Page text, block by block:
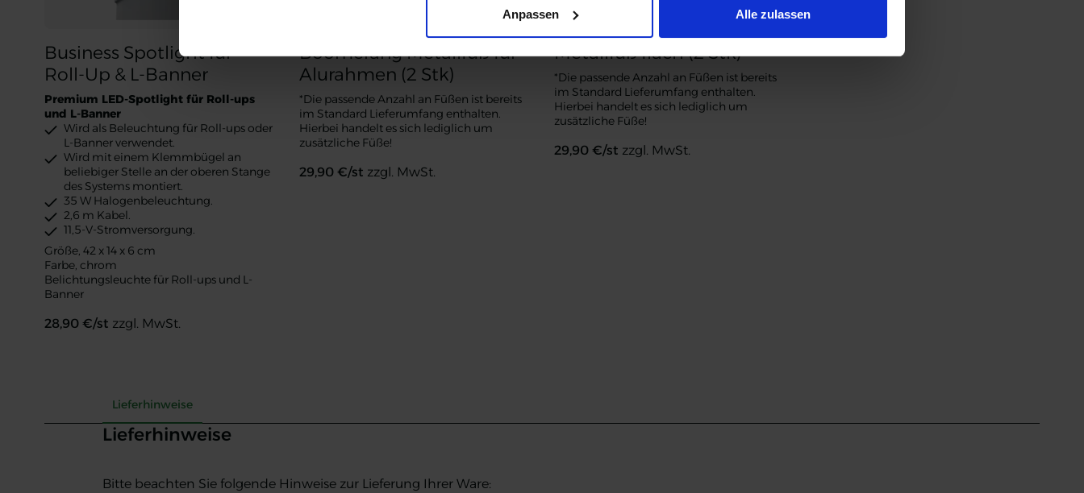
Anpassen Alle zulassen
Business Spotlight für
Roll-Up & L-Banner
Premium LED-Spotlight für Roll-ups
und L-Banner
Wird als Beleuchtung für Roll-ups oder
L-Banner verwendet.
Wird mit einem Klemmbügel an
beliebiger Stelle an der oberen Stange
des Systems montiert.
35 W Halogenbeleuchtung.
2,6 m Kabel.
11,5-V-Stromversorgung.
Größe, 42 x 14 x 6 cm
Farbe, chrom
Belichtungsleuchte für Roll-ups und L-
Banner
28,90 €/st zzgl. MwSt.
Boomerang Metallfuß für
Alurahmen (2 Stk)
*Die passende Anzahl an Füßen ist bereits
im Standard Lieferumfang enthalten.
Hierbei handelt es sich lediglich um
zusätzliche Füße!
29,90 €/st zzgl. MwSt.
Metallfuß flach (2 Stk)
*Die passende Anzahl an Füßen ist bereits
im Standard Lieferumfang enthalten.
Hierbei handelt es sich lediglich um
zusätzliche Füße!
29,90 €/st zzgl. MwSt.
Lieferhinweise
Lieferhinweise
Bitte beachten Sie folgende Hinweise zur Lieferung Ihrer Ware: